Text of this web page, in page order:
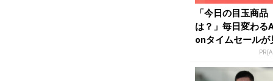
「今日の目玉商品
は？」毎日変わる
onタイムセールが